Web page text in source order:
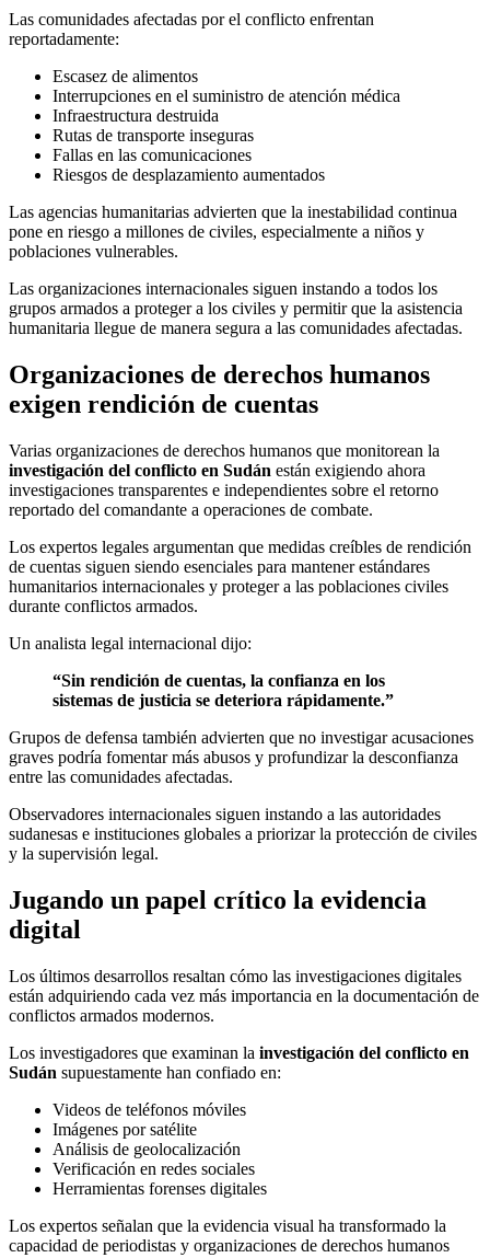
Las comunidades afectadas por el conflicto enfrentan
reportadamente:
Escasez de alimentos
Interrupciones en el suministro de atención médica
Infraestructura destruida
Rutas de transporte inseguras
Fallas en las comunicaciones
Riesgos de desplazamiento aumentados
Las agencias humanitarias advierten que la inestabilidad continua
pone en riesgo a millones de civiles, especialmente a niños y
poblaciones vulnerables.
Las organizaciones internacionales siguen instando a todos los
grupos armados a proteger a los civiles y permitir que la asistencia
humanitaria llegue de manera segura a las comunidades afectadas.
Organizaciones de derechos humanos
exigen rendición de cuentas
Varias organizaciones de derechos humanos que monitorean la
investigación del conflicto en Sudán están exigiendo ahora
investigaciones transparentes e independientes sobre el retorno
reportado del comandante a operaciones de combate.
Los expertos legales argumentan que medidas creíbles de rendición
de cuentas siguen siendo esenciales para mantener estándares
humanitarios internacionales y proteger a las poblaciones civiles
durante conflictos armados.
Un analista legal internacional dijo:
“Sin rendición de cuentas, la confianza en los
sistemas de justicia se deteriora rápidamente.”
Grupos de defensa también advierten que no investigar acusaciones
graves podría fomentar más abusos y profundizar la desconfianza
entre las comunidades afectadas.
Observadores internacionales siguen instando a las autoridades
sudanesas e instituciones globales a priorizar la protección de civiles
y la supervisión legal.
Jugando un papel crítico la evidencia
digital
Los últimos desarrollos resaltan cómo las investigaciones digitales
están adquiriendo cada vez más importancia en la documentación de
conflictos armados modernos.
Los investigadores que examinan la investigación del conflicto en
Sudán supuestamente han confiado en:
Videos de teléfonos móviles
Imágenes por satélite
Análisis de geolocalización
Verificación en redes sociales
Herramientas forenses digitales
Los expertos señalan que la evidencia visual ha transformado la
capacidad de periodistas y organizaciones de derechos humanos